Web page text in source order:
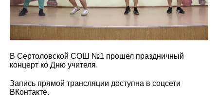
В Сертоловской СОШ №1 прошел праздничный
концерт ко Дню учителя.
Запись прямой трансляции доступна в соцсети
ВКонтакте.